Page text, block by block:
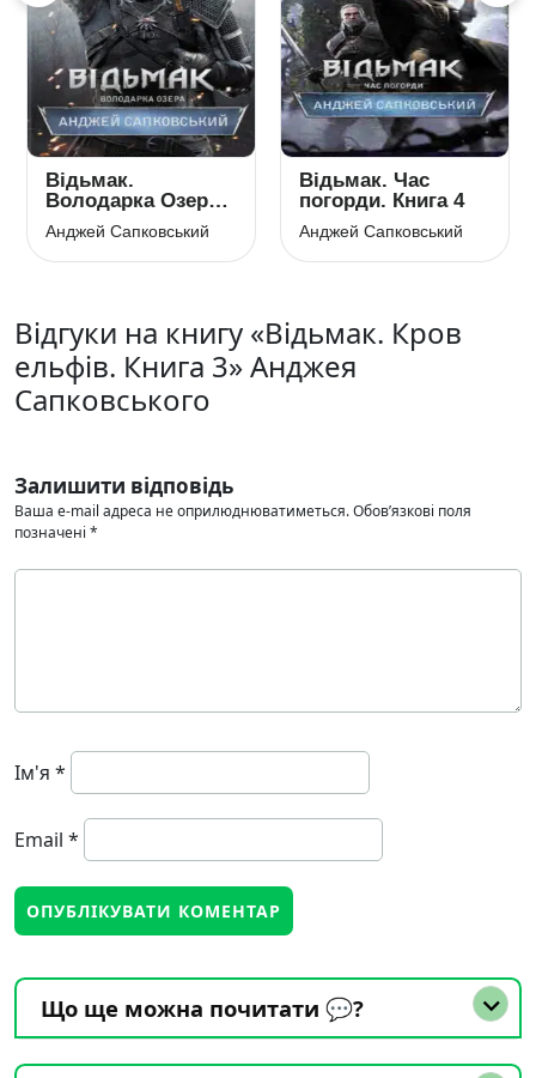
Відьмак.
Володарка Озера.
Книга 7
Анджей Сапковський
Відьмак. Час
погорди. Книга 4
Анджей Сапковський
Відгуки на книгу «Відьмак. Кров
ельфів. Книга 3» Анджея
Сапковського
Залишити відповідь
Ваша e-mail адреса не оприлюднюватиметься.Обов’язкові поля
позначені *
Ім'я *
Email *
Що ще можна почитати 💬?